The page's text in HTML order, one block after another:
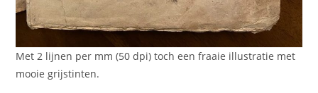
Met 2 lijnen per mm (50 dpi) toch een fraaie illustratie met
mooie grijstinten.